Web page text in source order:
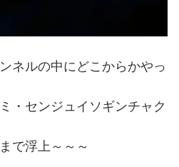
ネルの中にどこからかやっ
・センジュイソギンチャク
で浮上～～～